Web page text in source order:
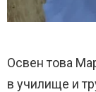
Освен това
в училище и